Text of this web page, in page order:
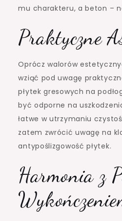
mu charakteru, a beton –
Praktyczne
Oprócz walorów
wziąć pod uwagę
płytek gresowych na
być odporne na
łatwe w utrzymaniu
zatem zwrócić uwagę na
antypoślizgowość płytek.
Harmonia z